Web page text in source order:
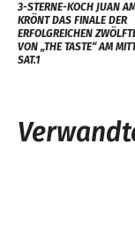
3-STERNE-KOCH JUAN
KRÖNT DAS FINALE DER
ERFOLGREICHEN
VON „THE TASTE“ AM
SAT.1